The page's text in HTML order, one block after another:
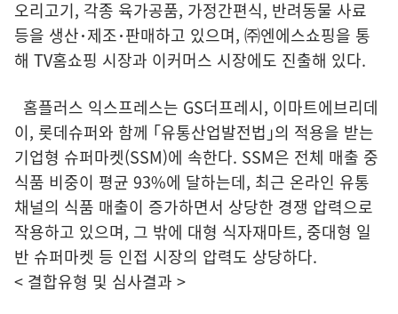
오리고기, 각종 육가공품, 가정간편식, 반려동물 사료
등을 생산･제조･판매하고 있으며, ㈜엔에스쇼핑을 통
해 TV홈쇼핑 시장과 이커머스 시장에도 진출해 있다.
홈플러스 익스프레스는 GS더프레시, 이마트에브리데
이, 롯데슈퍼와 함께 ｢유통산업발전법｣의 적용을 받는
기업형 슈퍼마켓(SSM)에 속한다. SSM은 전체 매출 중
식품 비중이 평균 93%에 달하는데, 최근 온라인 유통
채널의 식품 매출이 증가하면서 상당한 경쟁 압력으로
작용하고 있으며, 그 밖에 대형 식자재마트, 중대형 일
반 슈퍼마켓 등 인접 시장의 압력도 상당하다.
< 결합유형 및 심사결과 >